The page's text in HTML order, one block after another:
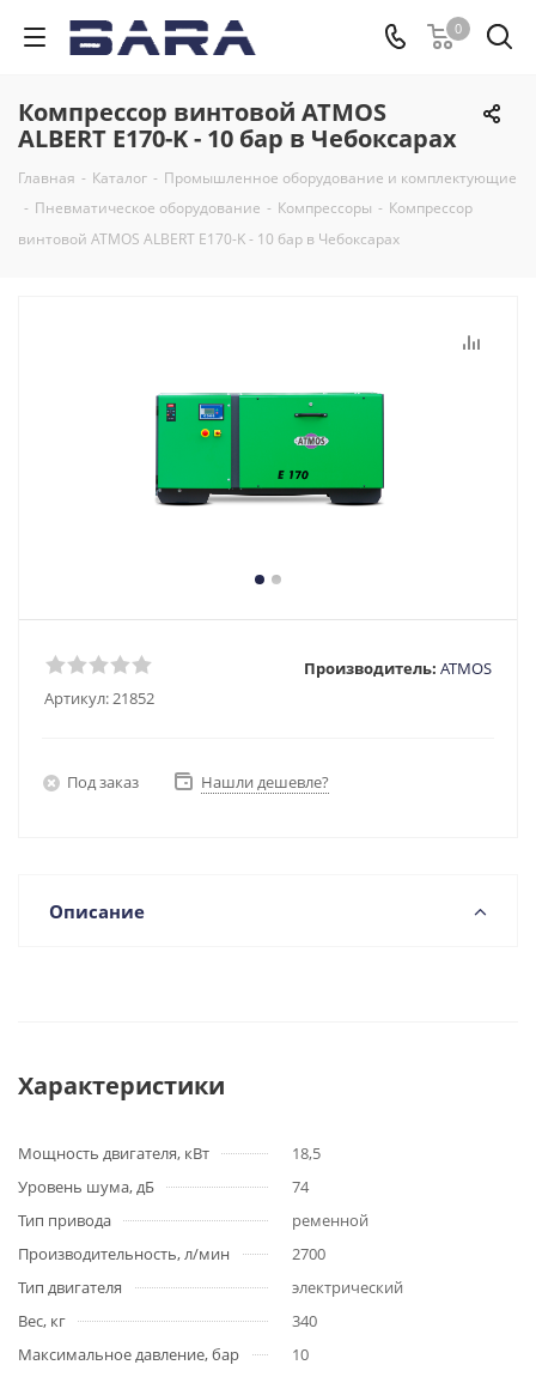
0
Компрессор винтовой ATMOS
ALBERT E170-K - 10 бар в Чебоксарах
Главная - Каталог - Промышленное оборудование и комплектующие
- Пневматическое оборудование - Компрессоры - Компрессор
винтовой ATMOS ALBERT E170-K - 10 бар в Чебоксарах
Артикул:21852
Производитель: ATMOS
Под заказ Нашли дешевле?
Описание
Характеристики
Мощность двигателя, кВт
18,5
Уровень шума, дБ
74
Тип привода
ременной
Производительность, л/мин
2700
Тип двигателя
электрический
Вес, кг
340
Максимальное давление, бар
10